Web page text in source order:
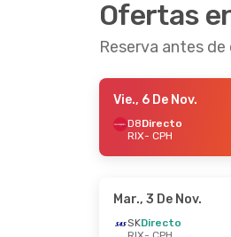
Ofertas
Reserva antes
Vie., 6 De Nov.
D8Directo
RIX- CPH
Mar., 3 De Nov.
SKDirecto